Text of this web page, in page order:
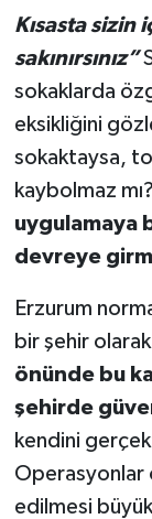
Kısasta sizin
sakınırsınız”
sokaklarda
eksikliğini
sokaktaysa,
kaybolmaz mı?
uygulamaya
devreye
Erzurum
bir şehir
önünde bu
şehirde
kendini
Operasyonlar
edilmesi